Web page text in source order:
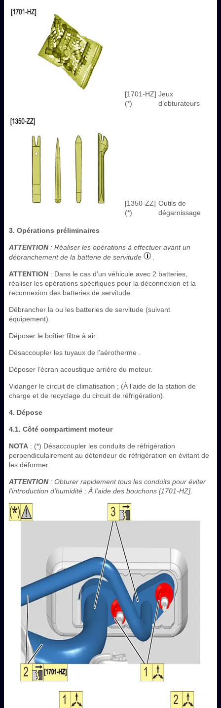
[1701-HZ]
(*)
Jeux
d’obturateurs
[1350-ZZ]
(*)
Outils de
dégarnissage
3. Opérations préliminaires
ATTENTION: Réaliser les opérations à effectuer avant un
débranchement de la batterie de servitude
ATTENTION : Dans le cas d’un véhicule avec 2 batteries,
réaliser les opérations spécifiques pour la déconnexion et la
reconnexion des batteries de servitude.
Débrancher la ou les batteries de servitude (suivant
équipement).
Déposer le boîtier filtre à air.
Désaccoupler les tuyaux de l’aérotherme .
Déposer l’écran acoustique arrière du moteur.
Vidanger le circuit de climatisation ; (À l’aide de la station de
charge et de recyclage du circuit de réfrigération).
4. Dépose
4.1. Côté compartiment moteur
NOTA : (*) Désaccoupler les conduits de réfrigération
perpendiculairement au détendeur de réfrigération en évitant de
les déformer.
ATTENTION: Obturer rapidement tous les conduits pour éviter
l’introduction d’humidité ; À l’aide des bouchons [1701-HZ].